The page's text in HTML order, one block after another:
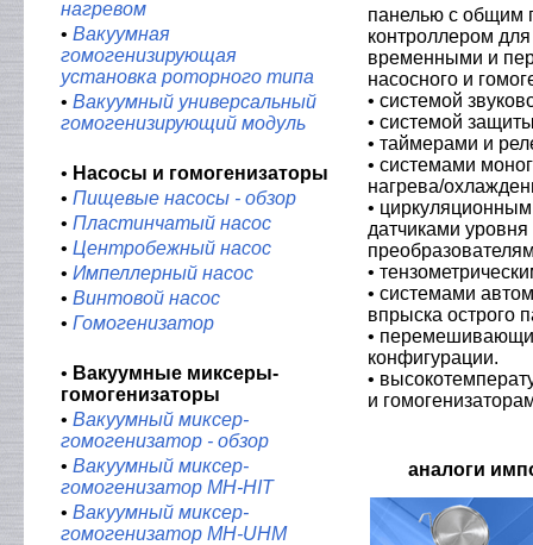
нагревом
• Вакуумная
гомогенизирующая
установка роторного типа
• Вакуумный универсальный
гомогенизирующий модуль
• Насосы и гомогенизаторы
• Пищевые насосы - обзор
• Пластинчатый насос
• Центробежный насос
• Импеллерный насос
• Винтовой насос
• Гомогенизатор
• Вакуумные миксеры-
гомогенизаторы
• Вакуумный миксер-
гомогенизатор - обзор
• Вакуумный миксер-
гомогенизатор MH-HIT
• Вакуумный миксер-
гомогенизатор MH-UHM
панелью с общим
контроллером
временными и
насосного и
• системой
• системой
• таймерами и
• системами
нагрева/
•
датчиками
•
• системами
впрыска острого
•
конфигурации.
•
и
аналоги